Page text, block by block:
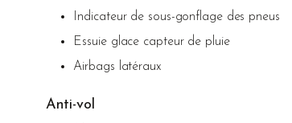
Indicateur de sous-gonflage des pneus
Essuie glace capteur de pluie
Airbags latéraux
Anti-vol